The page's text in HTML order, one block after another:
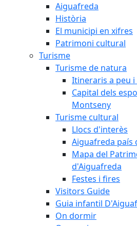
Aiguafreda
Història
El municipi en xifres
Patrimoni cultural
Turisme
Turisme de natura
Itineraris a peu i
Capital dels
Montseny
Turisme cultural
Llocs d'interès
Aiguafreda país
Mapa del
d'Aiguafreda
Festes i fires
Visitors Guide
Guia infantil
On dormir